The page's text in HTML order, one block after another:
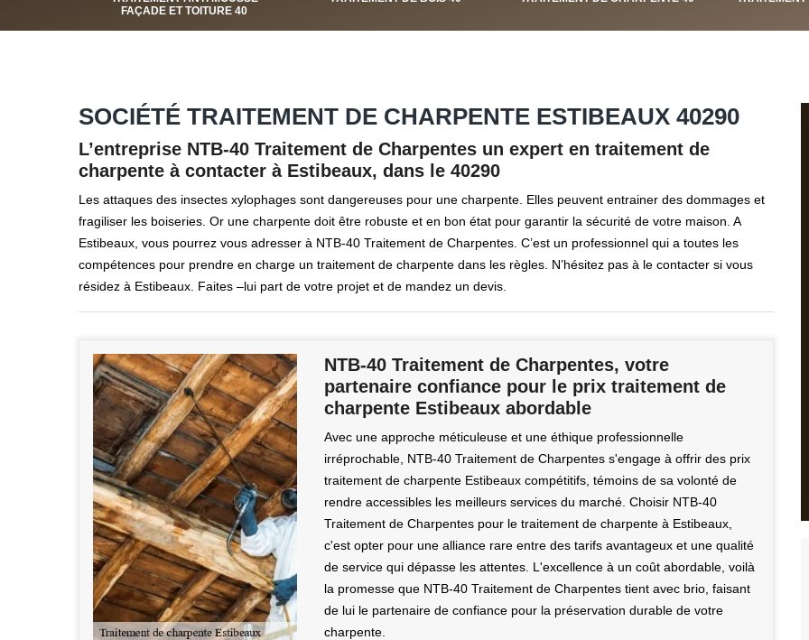
FAÇADE ET TOITURE 40
SOCIÉTÉ TRAITEMENT DE CHARPENTE ESTIBEAUX 40290
L’entreprise NTB-40 Traitement de Charpentes un expert en traitement de
charpente à contacter à Estibeaux, dans le 40290
Les attaques des insectes xylophages sont dangereuses pour une charpente. Elles peuvent entrainer des dommages et
fragiliser les boiseries. Or une charpente doit être robuste et en bon état pour garantir la sécurité de votre maison. A
Estibeaux, vous pourrez vous adresser à NTB-40 Traitement de Charpentes. C’est un professionnel qui a toutes les
compétences pour prendre en charge un traitement de charpente dans les règles. N’hésitez pas à le contacter si vous
résidez à Estibeaux. Faites –lui part de votre projet et de mandez un devis.
NTB-40 Traitement de Charpentes, votre
partenaire confiance pour le prix traitement de
charpente Estibeaux abordable
Avec une approche méticuleuse et une éthique professionnelle
irréprochable, NTB-40 Traitement de Charpentes s'engage à offrir des prix
traitement de charpente Estibeaux compétitifs, témoins de sa volonté de
rendre accessibles les meilleurs services du marché. Choisir NTB-40
Traitement de Charpentes pour le traitement de charpente à Estibeaux,
c'est opter pour une alliance rare entre des tarifs avantageux et une qualité
de service qui dépasse les attentes. L'excellence à un coût abordable, voilà
la promesse que NTB-40 Traitement de Charpentes tient avec brio, faisant
de lui le partenaire de confiance pour la préservation durable de votre
charpente.